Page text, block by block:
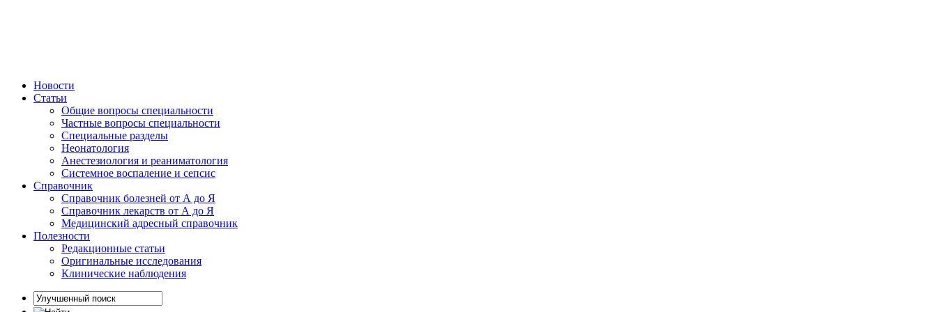
Новости
Статьи
Общие вопросы специальности
Частные вопросы специальности
Специальные разделы
Неонатология
Анестезиология и реаниматология
Системное воспаление и сепсис
Справочник
Справочник болезней от А до Я
Справочник лекарств от А до Я
Медицинский адресный справочник
Полезности
Редакционные статьи
Оригинальные исследования
Клинические наблюдения